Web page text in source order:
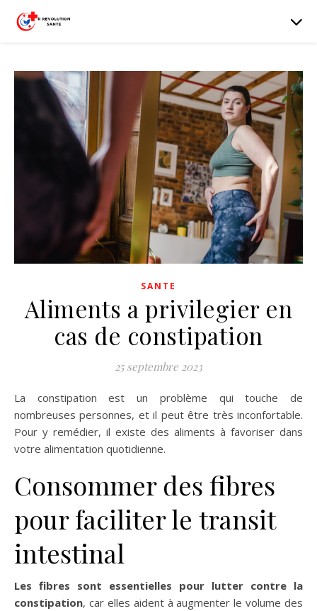
SANTE
Aliments a privilegier en
cas de constipation
25 septembre 2023
La constipation est un problème qui touche de
nombreuses personnes, et il peut être très inconfortable.
Pour y remédier, il existe des aliments à favoriser dans
votre alimentation quotidienne.
Consommer des fibres
pour faciliter le transit
intestinal
Les fibres sont essentielles pour lutter contre la
constipation, car elles aident à augmenter le volume des